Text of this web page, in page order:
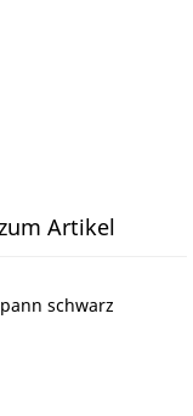
Artikel
schwarz